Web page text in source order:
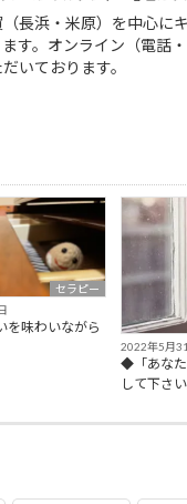
長浜・米原）を中心に
す。オンライン（電話
いております。
セラピー
を味わいながら
2022年5月
◆「あなた
して下さ